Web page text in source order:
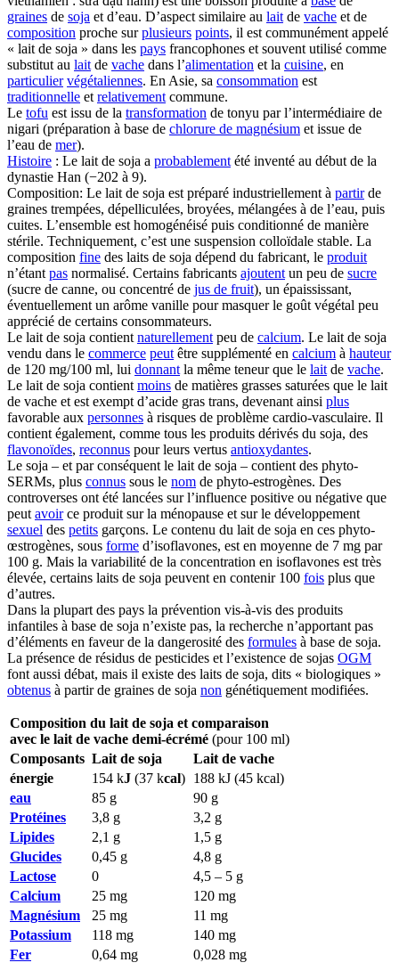
graines de soja et d’eau. D’aspect similaire au lait de vache et de
composition proche surplusieurs points, il est communément appelé
« lait de soja » dans les pays francophones et souvent utilisé comme
substitut au lait de vache dans l’alimentation et la cuisine, en
particulier végétaliennes. En Asie, sa consommation est
traditionnelle et relativement commune.
Le tofu est issu de la transformation de tonyu par l’intermédiaire de
nigari (préparation à base de chlorure de magnésium et issue de
l’eau de mer).
Histoire : Le lait de soja a probablement été inventé au début de la
dynastie Han (−202 à 9).
Composition: Le lait de soja est préparé industriellement à partirde
graines trempées, dépelliculées, broyées, mélangées à de l’eau, puis
cuites. L’ensemble est homogénéisé puis conditionné de manière
stérile. Techniquement, c’est une suspension colloïdale stable. La
composition fine des laits de soja dépend du fabricant, le produit
n’étant pas normalisé. Certains fabricants ajoutent un peu de sucre
(sucre de canne, ou concentré de jus de fruit), un épaississant,
éventuellement un arôme vanille pour masquer le goût végétal peu
apprécié de certains consommateurs.
Le lait de soja contient naturellement peu de calcium. Le lait de soja
vendu dans le commerce peut être supplémenté en calcium à hauteur
de 120 mg/100 ml, lui donnant la même teneur que le lait de vache.
Le lait de soja contient moins de matières grasses saturées que le lait
de vache et est exempt d’acide gras trans, devenant ainsi plus
favorable aux personnes à risques de problème cardio-vasculaire. Il
contient également, comme tous les produits dérivés du soja, des
flavonoïdes, reconnus pour leurs vertus antioxydantes.
Le soja – et par conséquent le lait de soja – contient des phyto-
SERMs, plus connus sous le nom de phyto-estrogènes. Des
controverses ont été lancées sur l’influence positive ou négative que
peut avoirce produit sur la ménopause et sur le développement
sexuel des petits garçons. Le contenu du lait de soja en ces phyto-
œstrogènes, sous forme d’isoflavones, est en moyenne de 7 mg par
100 g. Mais la variabilité de la concentration en isoflavones est très
élevée, certains laits de soja peuvent en contenir 100 fois plus que
d’autres.
Dans la plupart des pays la prévention vis-à-vis des produits
infantiles à base de soja n’existe pas, la recherche n’apportant pas
d’éléments en faveur de la dangerosité des formules à base de soja.
La présence de résidus de pesticides et l’existence de sojas OGM
font aussi débat, mais il existe des laits de soja, dits « biologiques »
obtenus à partir de graines de soja non génétiquement modifiées.
Composition du lait de soja et comparaison
avec le lait de vache demi-écrémé (pour 100 ml)
Composants Lait de soja
Lait de vache
énergie
154 kJ (37 kcal) 188 kJ (45 kcal)
eau
85 g
90 g
Protéines
3,8 g
3,2 g
Lipides
2,1 g
1,5 g
Glucides
0,45 g
4,8 g
Lactose
0
4,5 – 5 g
Calcium
25 mg
120 mg
Magnésium
25 mg
11 mg
Potassium
118 mg
140 mg
Fer
0,64 mg 0,028 mg